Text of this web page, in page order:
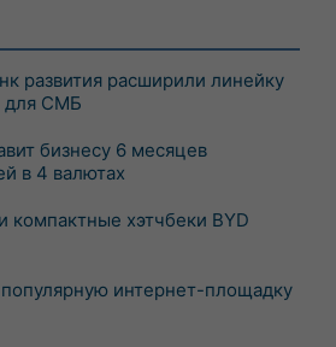
развития расширили линейку
для СМБ
бизнесу 6 месяцев
в 4 валютах
компактные хэтчбеки BYD
интернет-площадку